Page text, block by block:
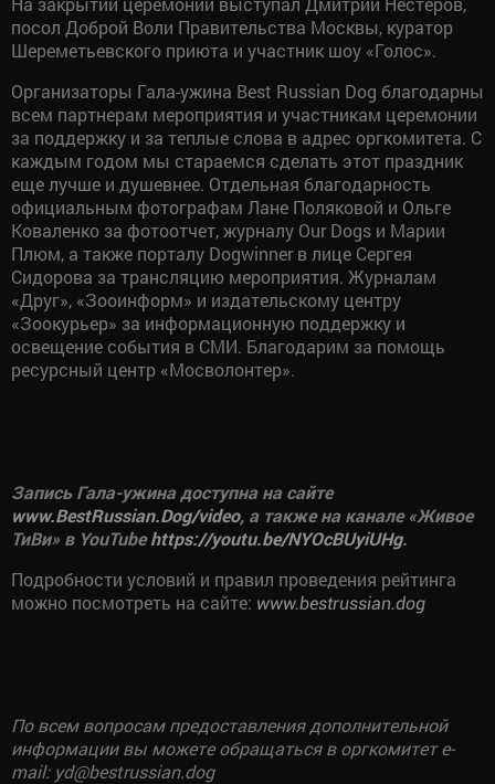
посол Доброй Воли Правительства Москвы, куратор
Шереметьевского приюта и участник шоу «Голос».
Организаторы Гала-ужина Best Russian Dog благодарны
всем партнерам мероприятия и участникам церемонии
за поддержку и за теплые слова в адрес оргкомитета. С
каждым годом мы стараемся сделать этот праздник
еще лучше и душевнее. Отдельная благодарность
официальным фотографам Лане Поляковой и Ольге
Коваленко за фотоотчет, журналу Our Dogs и Марии
Плюм, а также порталу Dogwinner в лице Сергея
Сидорова за трансляцию мероприятия. Журналам
«Друг», «Зооинформ» и издательскому центру
«Зоокурьер» за информационную поддержку и
освещение события в СМИ. Благодарим за помощь
ресурсный центр «Мосволонтер».
Запись Гала-ужина доступна на сайте
www.BestRussian.Dog/video, а также на канале «Живое
ТиВи» в YouTubehttps://youtu.be/NYOcBUyiUHg.
Подробности условий и правил проведения рейтинга
можно посмотреть на сайте: www.bestrussian.dog
По всем вопросам предоставления дополнительной
информации вы можете обращаться в оргкомитет e-
mail: yd@bestrussian.dog